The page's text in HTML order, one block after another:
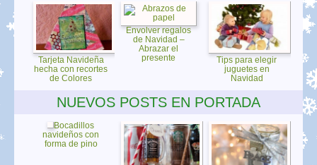
Tarjeta Navideña
hecha con recortes
de Colores
Envolver regalos
de Navidad –
Abrazar el
presente
Tips para elegir
juguetes en
Navidad
NUEVOS POSTS EN PORTADA
Bocadillos
navideños con
forma de pino